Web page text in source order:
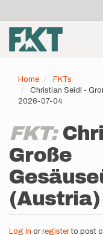
main
content
account
menu
Home
FKTs
Christian Seidl -
2026-07-04
FKT:
Große
(Austria)
Log in or registerto post